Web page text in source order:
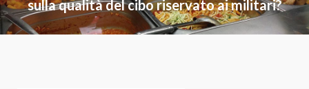
sulla qualità del cibo riservato ai militari?